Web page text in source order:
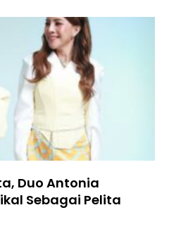
Duo Antonia
Sebagai Pelita